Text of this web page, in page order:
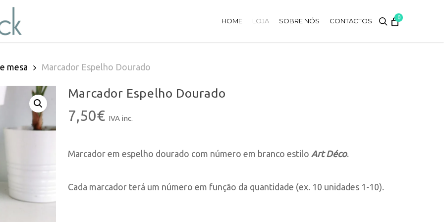
HOME LOJA SOBRE NÓS CONTACTOS search
0
mesa Marcador Espelho Dourado
Marcador Espelho Dourado
7,50€ IVA inc.
Marcador em espelho dourado com número em branco estilo Art Déco.
Cada marcador terá um número em função da quantidade (ex. 10 unidades 1-10).